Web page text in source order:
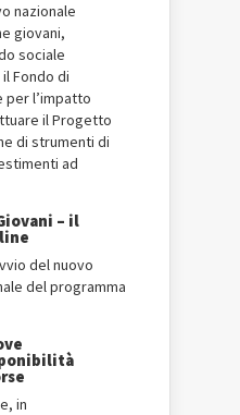
nazionale
giovani,
sociale
Fondo di
l’impatto
il Progetto
di strumenti di
ad
– il
del nuovo
del programma
in